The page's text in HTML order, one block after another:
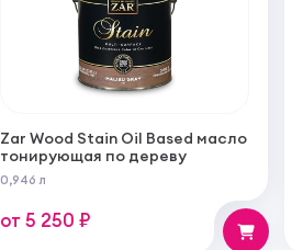
Zar Wood Stain Oil Based масло
тонирующая по дереву
0,946 л
от 5 250 ₽